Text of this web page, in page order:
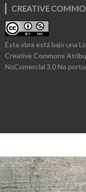
CREATIVE
Esta obra está bajo una
Creative Commons
NoComercial 3.0 No